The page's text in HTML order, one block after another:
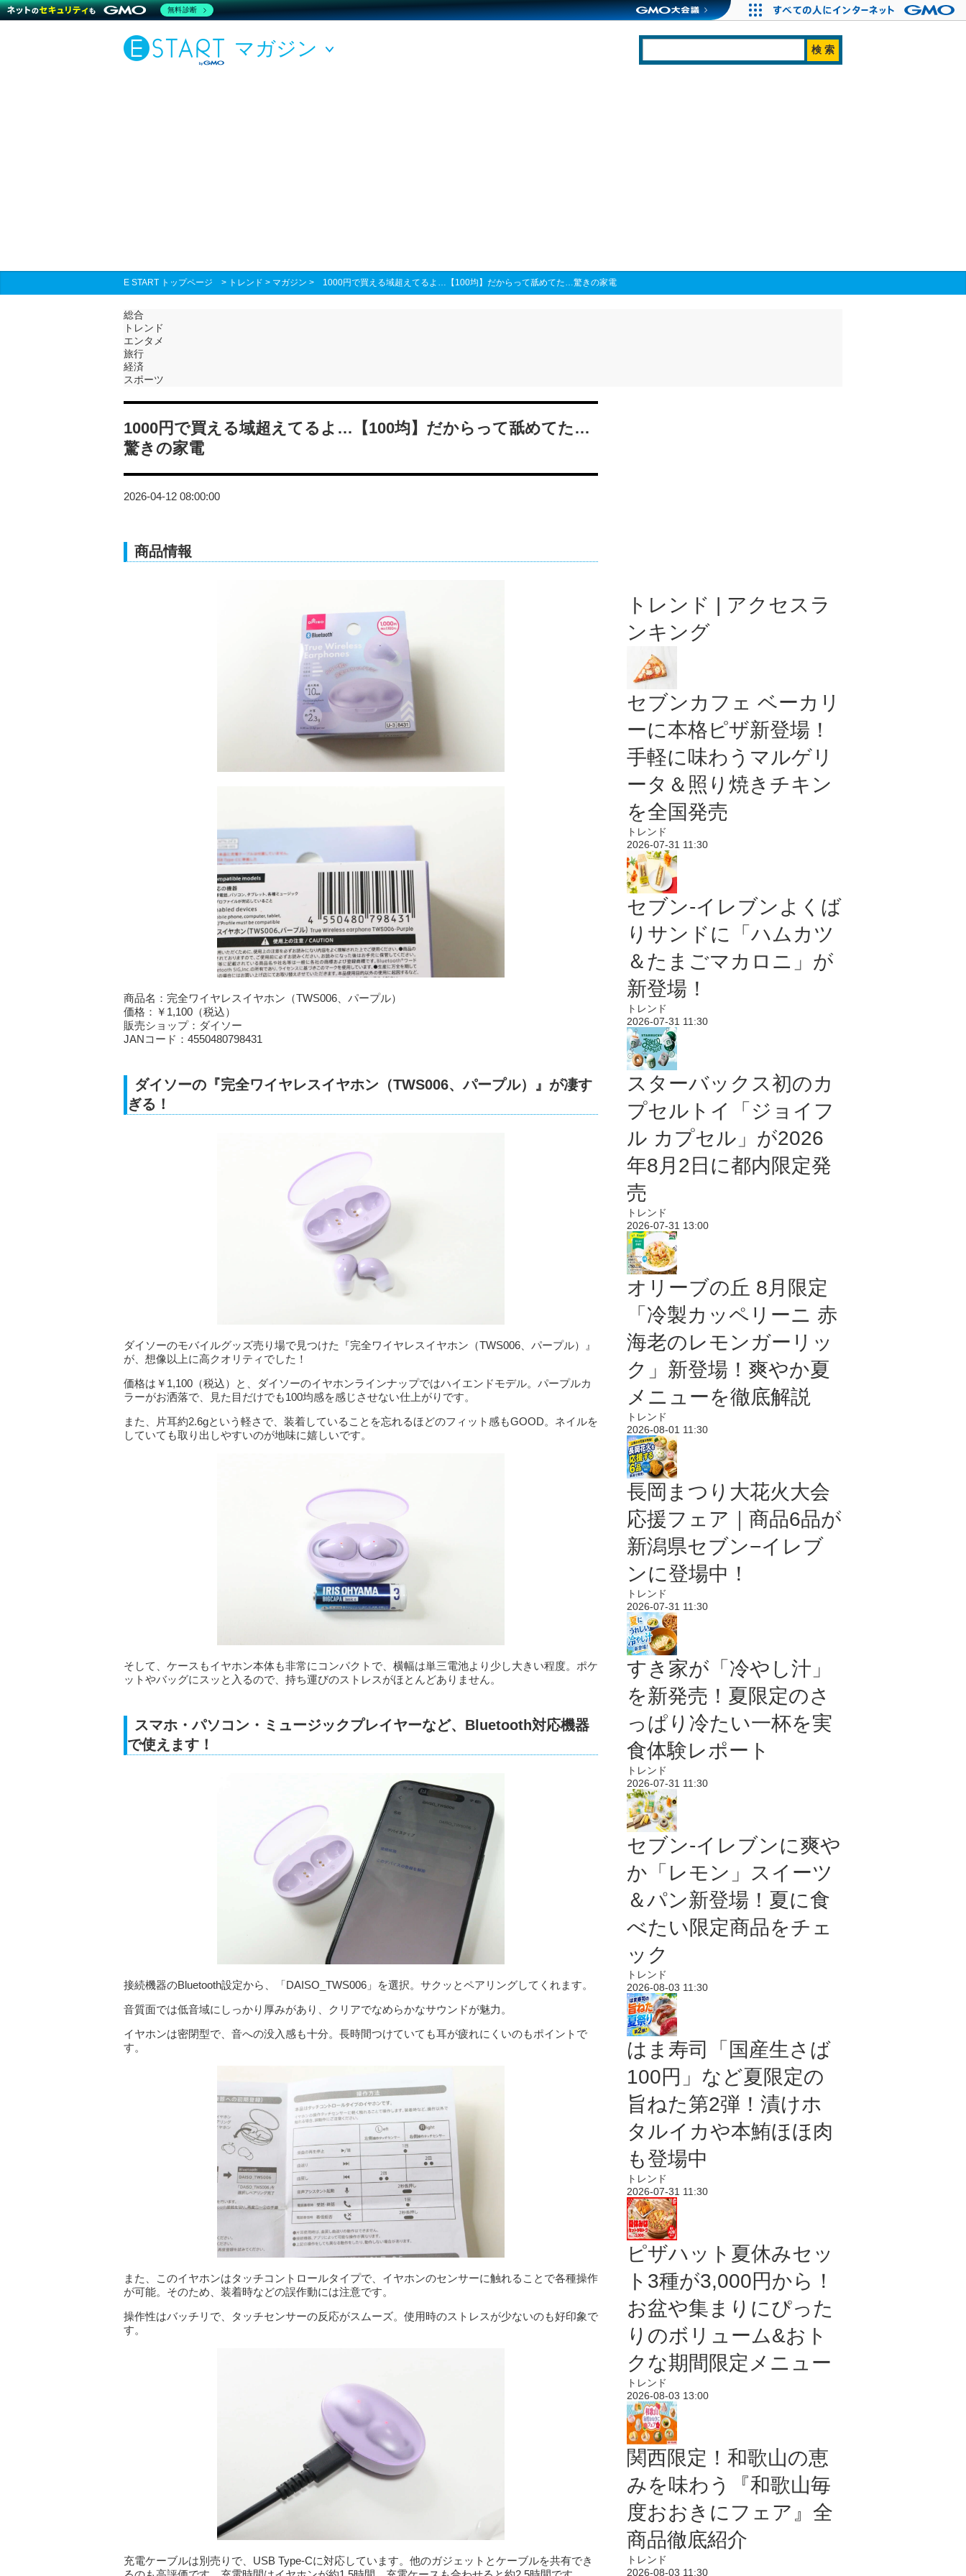
マガジン
E START トップページ > トレンド > マガジン > 1000円で買える域超えてるよ…【100均】だからって舐めてた…驚きの家電
総合
トレンド
エンタメ
旅行
経済
スポーツ
1000円で買える域超えてるよ…【100均】だからって舐めてた…
驚きの家電
2026-04-12 08:00:00
商品情報
商品名：完全ワイヤレスイヤホン（TWS006、パープル）
価格：￥1,100（税込）
販売ショップ：ダイソー
JANコード：4550480798431
ダイソーの『完全ワイヤレスイヤホン（TWS006、パープル）』が凄す
ぎる！
ダイソーのモバイルグッズ売り場で見つけた『完全ワイヤレスイヤホン（TWS006、パープル）』
が、想像以上に高クオリティでした！
価格は￥1,100（税込）と、ダイソーのイヤホンラインナップではハイエンドモデル。パープルカ
ラーがお洒落で、見た目だけでも100均感を感じさせない仕上がりです。
また、片耳約2.6gという軽さで、装着していることを忘れるほどのフィット感もGOOD。ネイルを
していても取り出しやすいのが地味に嬉しいです。
そして、ケースもイヤホン本体も非常にコンパクトで、横幅は単三電池より少し大きい程度。ポケ
ットやバッグにスッと入るので、持ち運びのストレスがほとんどありません。
スマホ・パソコン・ミュージックプレイヤーなど、Bluetooth対応機器
で使えます！
接続機器のBluetooth設定から、「DAISO_TWS006」を選択。サクッとペアリングしてくれます。
音質面では低音域にしっかり厚みがあり、クリアでなめらかなサウンドが魅力。
イヤホンは密閉型で、音への没入感も十分。長時間つけていても耳が疲れにくいのもポイントで
す。
また、このイヤホンはタッチコントロールタイプで、イヤホンのセンサーに触れることで各種操作
が可能。そのため、装着時などの誤作動には注意です。
操作性はバッチリで、タッチセンサーの反応がスムーズ。使用時のストレスが少ないのも好印象で
す。
充電ケーブルは別売りで、USB Type-Cに対応しています。他のガジェットとケーブルを共有でき
トレンド | アクセスラ
ンキング
セブンカフェ ベーカリ
ーに本格ピザ新登場！
手軽に味わうマルゲリ
ータ＆照り焼きチキン
を全国発売
トレンド
2026-07-31 11:30
セブン‐イレブンよくば
りサンドに「ハムカツ
＆たまごマカロニ」が
新登場！
トレンド
2026-07-31 11:30
スターバックス初のカ
プセルトイ「ジョイフ
ル カプセル」が2026
年8月2日に都内限定発
売
トレンド
2026-07-31 13:00
オリーブの丘 8月限定
「冷製カッペリーニ 赤
海老のレモンガーリッ
ク」新登場！爽やか夏
メニューを徹底解説
トレンド
2026-08-01 11:30
長岡まつり大花火大会
応援フェア｜商品6品が
新潟県セブン−イレブ
ンに登場中！
トレンド
2026-07-31 11:30
すき家が「冷やし汁」
を新発売！夏限定のさ
っぱり冷たい一杯を実
食体験レポート
トレンド
2026-07-31 11:30
セブン‐イレブンに爽や
か「レモン」スイーツ
＆パン新登場！夏に食
べたい限定商品をチェ
ック
トレンド
2026-08-03 11:30
はま寿司「国産生さば
100円」など夏限定の
旨ねた第2弾！漬けホ
タルイカや本鮪ほほ肉
も登場中
トレンド
2026-07-31 11:30
ピザハット夏休みセッ
ト3種が3,000円から！
お盆や集まりにぴった
りのボリューム&おト
クな期間限定メニュー
トレンド
2026-08-03 13:00
関西限定！和歌山の恵
みを味わう『和歌山毎
度おおきにフェア』全
商品徹底紹介
トレンド
2026-08-03 11:30
無料診断